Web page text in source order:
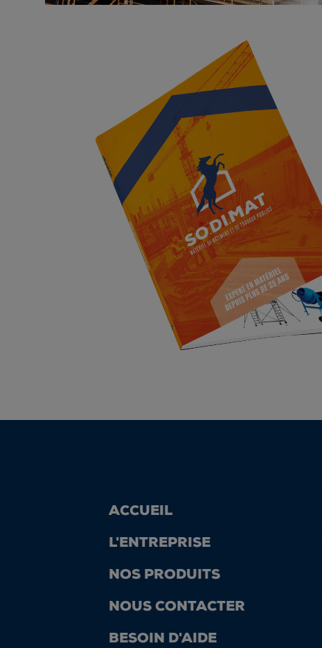
ACCUEIL
L'ENTREPRISE
NOS PRODUITS
NOUS CONTACTER
BESOIN D'AIDE